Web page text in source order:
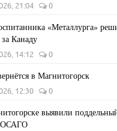
21:04 0
«Металлурга»
за Канаду
14:12 0
в Магнитогорск
12:30 0
выявили
ОСАГО